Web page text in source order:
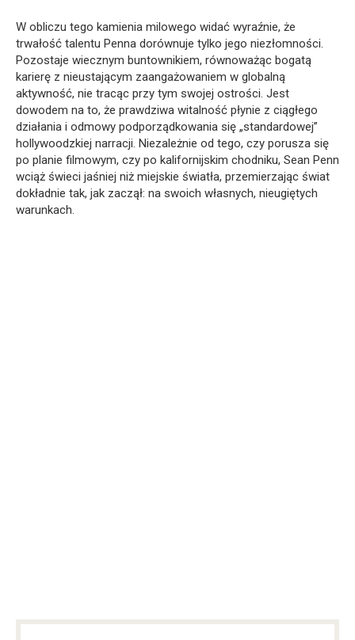
W obliczu tego kamienia milowego widać wyraźnie, że
trwałość talentu Penna dorównuje tylko jego niezłomności.
Pozostaje wiecznym buntownikiem, równoważąc bogatą
karierę z nieustającym zaangażowaniem w globalną
aktywność, nie tracąc przy tym swojej ostrości. Jest
dowodem na to, że prawdziwa witalność płynie z ciągłego
działania i odmowy podporządkowania się „standardowej”
hollywoodzkiej narracji. Niezależnie od tego, czy porusza się
po planie filmowym, czy po kalifornijskim chodniku, Sean Penn
wciąż świeci jaśniej niż miejskie światła, przemierzając świat
dokładnie tak, jak zaczął: na swoich własnych, nieugiętych
warunkach.